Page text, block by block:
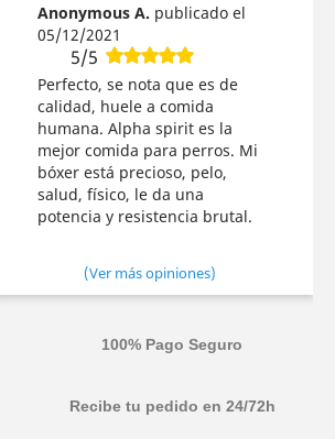
Anonymous A. publicado el
05/12/2021
5/5
Perfecto, se nota que es de
calidad, huele a comida
humana. Alpha spirit es la
mejor comida para perros. Mi
bóxer está precioso, pelo,
salud, físico, le da una
potencia y resistencia brutal.
(Ver más opiniones)
100% Pago Seguro
Recibe tu pedido en 24/72h